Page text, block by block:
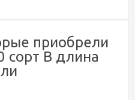
приобрели
сорт В длина